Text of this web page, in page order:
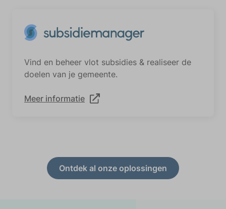
Vind en beheer vlot subsidies & realiseer de
doelen van je gemeente.
Meer informatie
Ontdek al onze oplossingen